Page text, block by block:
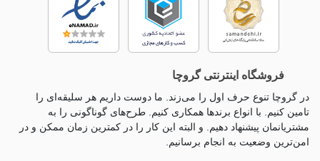
فروشگاه اینترنتی گروچا
در گروچا تنوع حرف اول را می‌زند. ما دوست داریم هر سلیقه‌ای را
تامین کنیم. با انواع برندها همکاری کنیم. طرح‌های گوناگونی را به
مشتریانمان پیشنهاد دهیم. و البته این کار را در کمترین زمان ممکن و در
امن‌ترین وضعیت به انجام برسانیم.